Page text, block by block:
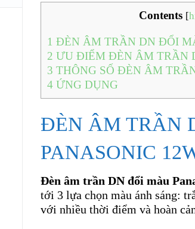
Contents [
1 ĐÈN ÂM TRẦN DN ĐỔI
2 ƯU ĐIỂM ĐÈN ÂM TRẦN
3 THÔNG SỐ ĐÈN ÂM
4 ỨNG DỤNG
ĐÈN ÂM TRẦN
PANASONIC
Đèn âm trần DN đổi màu
tới 3 lựa chọn màu ánh sáng:
với nhiều thời điểm và hoàn